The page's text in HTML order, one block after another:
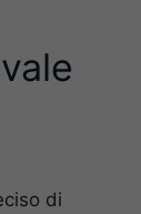
di